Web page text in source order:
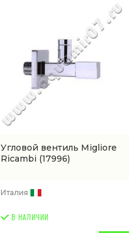
Угловой вентиль Migliore
Ricambi (17996)
Италия
В НАЛИЧИИ